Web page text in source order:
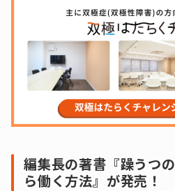
編集長の著書『躁うつ
ら働く方法』が発売！